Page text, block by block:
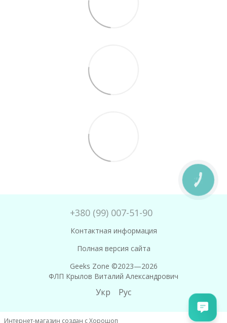
+380 (99) 007-51-90
Контактная информация
Полная версия сайта
Geeks Zone ©2023—2026
ФЛП Крылов Виталий Александрович
Укр Рус
Интернет-магазин создан с Хорошоп
КНОПКА
ЗВ'ЯЗКУ